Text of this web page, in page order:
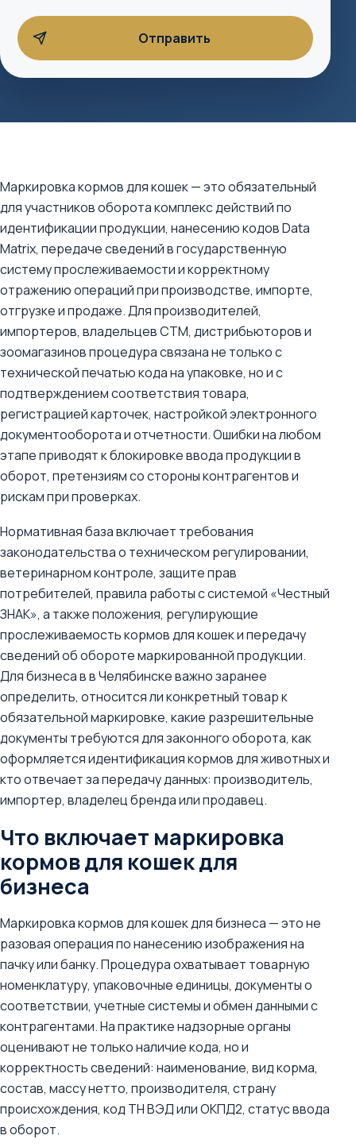
Маркировка кормов для кошек — это обязательный
для участников оборота комплекс действий по
идентификации продукции, нанесению кодов Data
Matrix, передаче сведений в государственную
систему прослеживаемости и корректному
отражению операций при производстве, импорте,
отгрузке и продаже. Для производителей,
импортеров, владельцев СТМ, дистрибьюторов и
зоомагазинов процедура связана не только с
технической печатью кода на упаковке, но и с
подтверждением соответствия товара,
регистрацией карточек, настройкой электронного
документооборота и отчетности. Ошибки на любом
этапе приводят к блокировке ввода продукции в
оборот, претензиям со стороны контрагентов и
рискам при проверках.
Нормативная база включает требования
законодательства о техническом регулировании,
ветеринарном контроле, защите прав
потребителей, правила работы с системой «Честный
ЗНАК», а также положения, регулирующие
прослеживаемость кормов для кошек и передачу
сведений об обороте маркированной продукции.
Для бизнеса в в Челябинске важно заранее
определить, относится ли конкретный товар к
обязательной маркировке, какие разрешительные
документы требуются для законного оборота, как
оформляется идентификация кормов для животных и
кто отвечает за передачу данных: производитель,
импортер, владелец бренда или продавец.
Что включает маркировка
кормов для кошек для
бизнеса
Маркировка кормов для кошек для бизнеса — это не
разовая операция по нанесению изображения на
пачку или банку. Процедура охватывает товарную
номенклатуру, упаковочные единицы, документы о
соответствии, учетные системы и обмен данными с
контрагентами. На практике надзорные органы
оценивают не только наличие кода, но и
корректность сведений: наименование, вид корма,
состав, массу нетто, производителя, страну
происхождения, код ТН ВЭД или ОКПД2, статус ввода
в оборот.